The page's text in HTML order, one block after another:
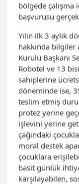
bölgede çalışma
başvurusu
Yılın ilk 3 aylık
hakkında bilgiler
Kurulu Başkanı
Robotel ve 13
sahiplerine
döneminde ise,
teslim etmiş
protez yerine
işlevini yerine
çağındaki
moral destek
çocuklara
basit günlük
karşılayabilen,